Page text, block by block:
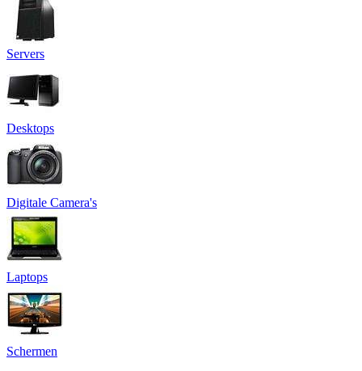
Servers
Desktops
Digitale Camera's
Laptops
Schermen